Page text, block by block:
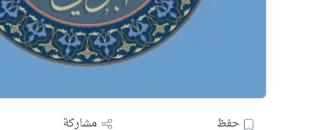
حفظ مشاركة